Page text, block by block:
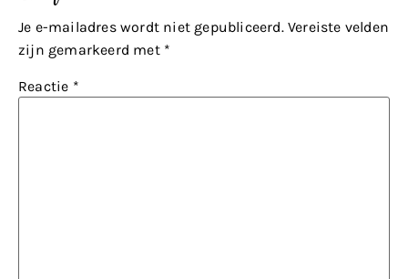
Je e-mailadres wordt niet gepubliceerd. Vereiste velden
zijn gemarkeerd met *
Reactie *